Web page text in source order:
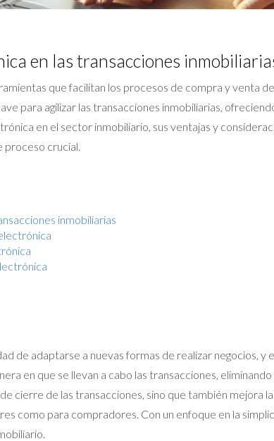
en las transacciones
que facilitan los procesos de compra y venta
para agilizar las transacciones inmobiliarias,
en el sector inmobiliario, sus ventajas y
proceso crucial.
inmobiliarias
de adaptarse a nuevas formas de realizar negocios,
en que se llevan a cabo las transacciones,
cierre de las transacciones, sino que también mejora
como para compradores. Con un enfoque en la